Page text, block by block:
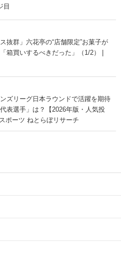
目
抜群」六花亭の“店舗限定”お菓子が
買いするべきだった」（1/2） |
ズリーグ日本ラウンドで活躍を期待
表選手」は？【2026年版・人気投
ポーツ ねとらぼリサーチ